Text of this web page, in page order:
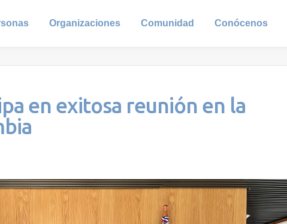
Organizaciones Comunidad Conócenos
en exitosa reunión en la